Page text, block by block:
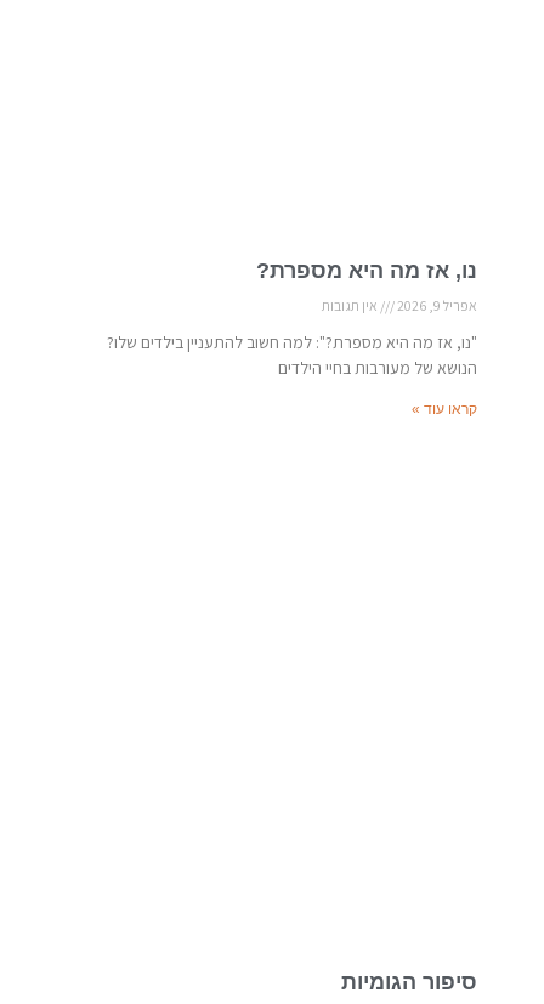
נו, אז מה היא מספרת?
אפריל 9, 2026 אין תגובות
"נו, אז מה היא מספרת?": למה חשוב להתעניין בילדים שלו?
הנושא של מעורבות בחיי הילדים
קראו עוד »
סיפור הגומיות